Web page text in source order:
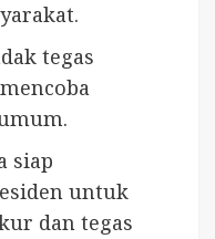
tegas
siap
untuk
dan tegas